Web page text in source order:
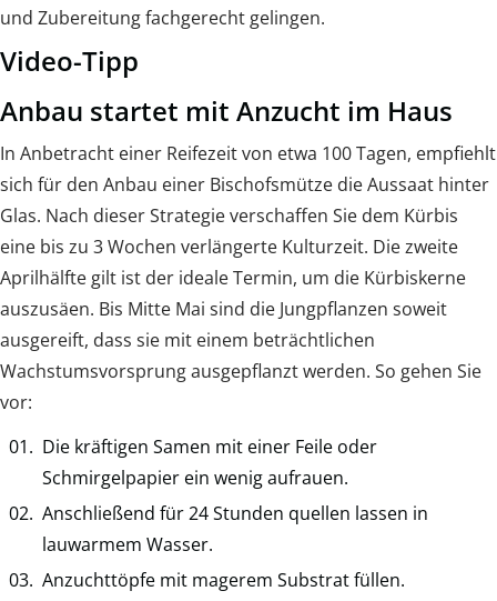
und Zubereitung fachgerecht gelingen.
Video-Tipp
Anbau startet mit Anzucht im Haus
In Anbetracht einer Reifezeit von etwa 100 Tagen, empfiehlt
sich für den Anbau einer Bischofsmütze die Aussaat hinter
Glas. Nach dieser Strategie verschaffen Sie dem Kürbis
eine bis zu 3 Wochen verlängerte Kulturzeit. Die zweite
Aprilhälfte gilt ist der ideale Termin, um die Kürbiskerne
auszusäen. Bis Mitte Mai sind die Jungpflanzen soweit
ausgereift, dass sie mit einem beträchtlichen
Wachstumsvorsprung ausgepflanzt werden. So gehen Sie
vor:
Die kräftigen Samen mit einer Feile oder
Schmirgelpapier ein wenig aufrauen.
Anschließend für 24 Stunden quellen lassen in
lauwarmem Wasser.
Anzuchttöpfe mit magerem Substrat füllen.